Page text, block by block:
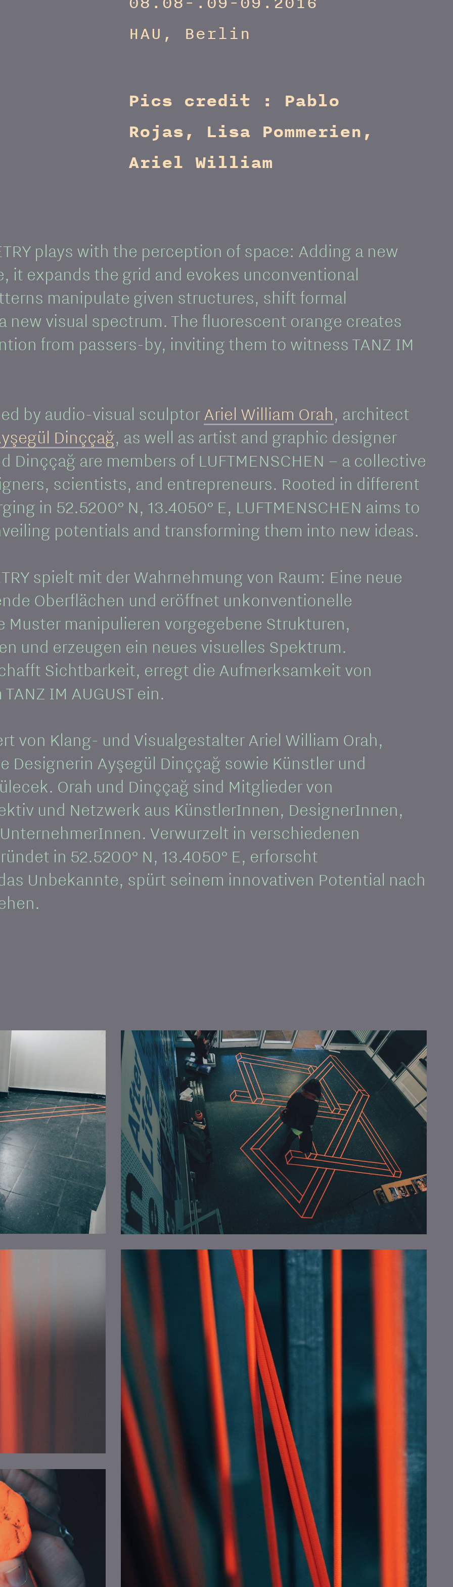
HAU, Berlin
Pics credit : Pablo
Rojas, Lisa Pommerien,
Ariel William
plays with the perception of space: Adding a new
it expands the grid and evokes unconventional
manipulate given structures, shift formal
new visual spectrum. The fluorescent orange creates
from passers-by, inviting them to witness TANZ IM
by audio-visual sculptor Ariel William Orah, architect
Dinççağ, as well as artist and graphic designer
Dinççağ are members of LUFTMENSCHEN – a collective
scientists, and entrepreneurs. Rooted in different
in 52.5200° N, 13.4050° E, LUFTMENSCHEN aims to
potentials and transforming them into new ideas.
spielt mit der Wahrnehmung von Raum: Eine neue
Oberflächen und eröffnet unkonventionelle
manipulieren vorgegebene Strukturen,
und erzeugen ein neues visuelles Spektrum.
Sichtbarkeit, erregt die Aufmerksamkeit von
IM AUGUST ein.
von Klang- und Visualgestalter Ariel William Orah,
Designerin Ayşegül Dinççağ sowie Künstler und
Orah und Dinççağ sind Mitglieder von
und Netzwerk aus KünstlerInnen, DesignerInnen,
Verwurzelt in verschiedenen
in 52.5200° N, 13.4050° E, erforscht
Unbekannte, spürt seinem innovativen Potential nach